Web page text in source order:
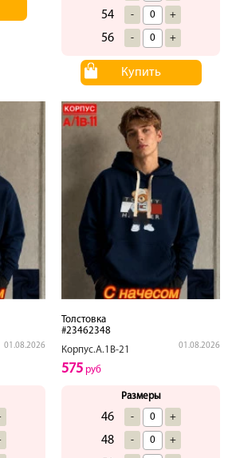
54 - +
56 - +
Купить
01.08.2026
Толстовка
#23462348
Корпус.А.1В-21
01.08.2026
575 руб
Размеры
46 - +
48 - +